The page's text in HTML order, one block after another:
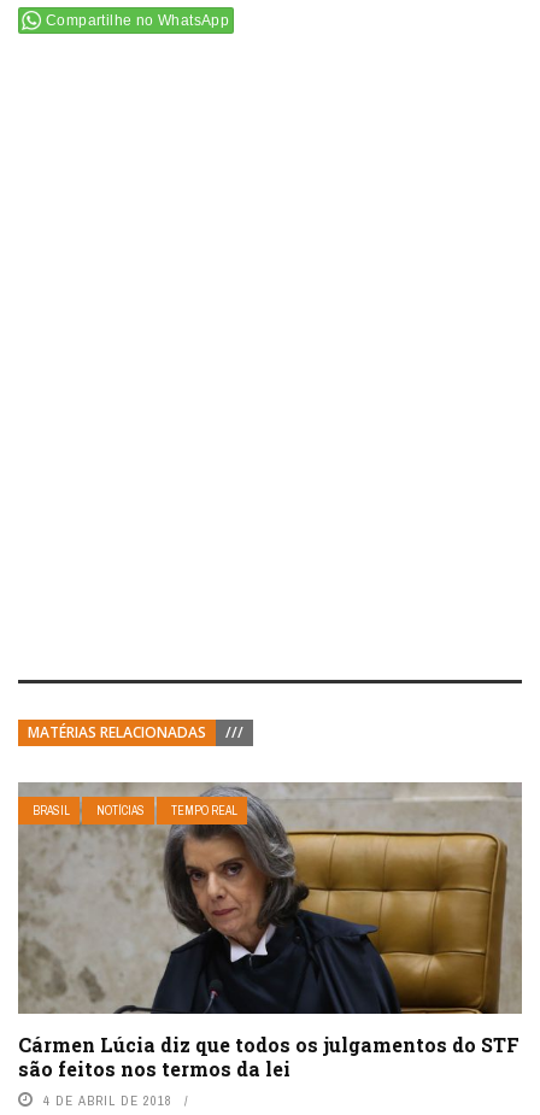
Compartilhe no WhatsApp
MATÉRIAS RELACIONADAS ///
BRASIL NOTÍCIAS TEMPO REAL
Cármen Lúcia diz que todos os julgamentos do STF
são feitos nos termos da lei
4 DE ABRIL DE 2018